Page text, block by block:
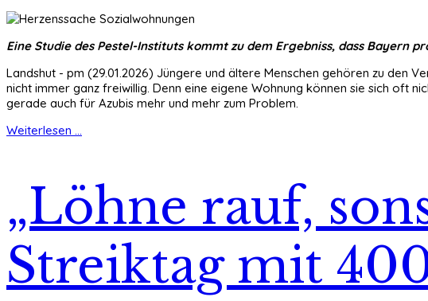
Eine Studie des Pestel-Instituts kommt zu dem Ergebniss, dass Bayern
Landshut - pm (29.01.2026) Jüngere und ältere Menschen gehören zu den
nicht immer ganz freiwillig. Denn eine eigene Wohnung können sie sich oft
gerade auch für Azubis mehr und mehr zum Problem.
Weiterlesen ...
„Löhne rauf,
Streiktag mit